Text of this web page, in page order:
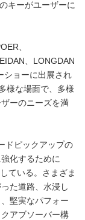
キーがユーザーに
、
、LONGDAN
ショーに出展され
様な場面で、多様
ーのニーズを満
ドピックアップの
化するために
ている。さまざま
た道路、水浸し
堅実なパフォー
アブソーバー構